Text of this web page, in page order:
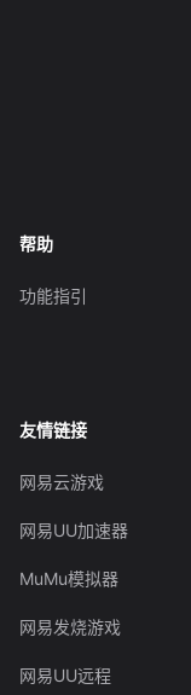
帮助
功能指引
友情链接
网易云游戏
网易UU加速器
MuMu模拟器
网易发烧游戏
网易UU远程